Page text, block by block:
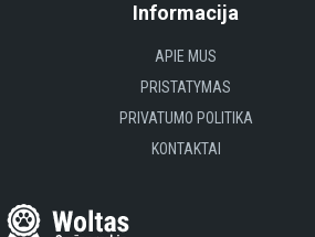
Informacija
APIE MUS
PRISTATYMAS
PRIVATUMO POLITIKA
KONTAKTAI